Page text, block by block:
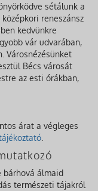
sétálunk a
reneszánsz
kedvünkre
vár udvarában,
Városnézésünket
Bécs városát
az esti órákban,
árat a végleges
bárhová álmaid
természeti tájakról